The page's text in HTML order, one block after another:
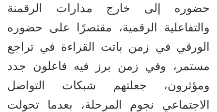
حضوره إلى خارج مدارات الرقمنة
والتفاعلية الرقمية، مقتصرًا على حضوره
الورقي في زمن باتت القراءة في تراجع
مستمر، وفي زمن برز فيه فاعلون جدد
ومؤثرون، جعلتهم شبكات التواصل
الاجتماعي نجوم المرحلة، بعدما تحولت